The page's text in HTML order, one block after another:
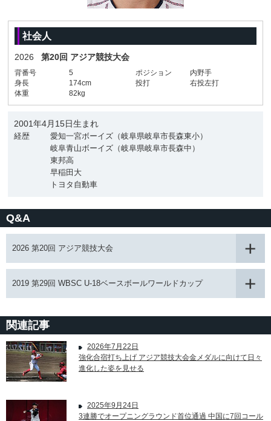
社会人
2026 第20回 アジア競技大会
背番号 5 ポジション
内野手
身長
174cm 投打
右投左打
体重
82kg
2001年4月15日生まれ
経歴
愛知一宮ボーイズ（岐阜県岐阜市長森東小）
岐阜青山ボーイズ（岐阜県岐阜市長森中）
東邦高
早稲田大
トヨタ自動車
Q&A
2026 第20回 アジア競技大会
2019 第29回 WBSC U-18ベースボールワールドカップ
関連記事
2026年7月22日
強化合宿打ち上げ アジア競技大会金メダルに向けて日々
進化した姿を見せる
2025年9月24日
3連勝でオープニングラウンド首位通過 中国に7回コール